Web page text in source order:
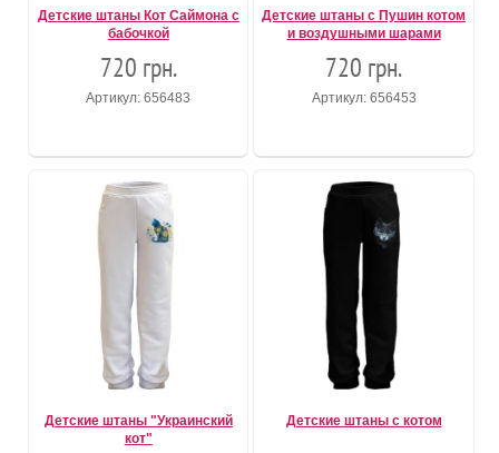
Детские штаны Кот Саймона с
бабочкой
720 грн.
Артикул: 656483
Детские штаны с Пушин котом
и воздушными шарами
720 грн.
Артикул: 656453
Детские штаны "Украинский
кот"
Детские штаны с котом